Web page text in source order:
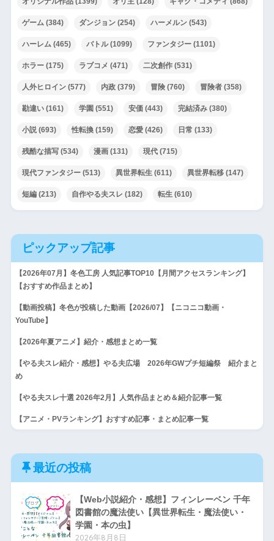
ゲーム (384) ダンジョン(254) ハーメルン(543)
ハーレム (465) バトル(1099) ファンタジー(1101)
ホラー(175) ラブコメ (471) 二次創作(531)
人外ヒロイン(577) 内政(379) 冒険(760) 冒険者(358)
勘違い(161) 学園 (551) 安価(443) 完結済み(380)
小説(693) 性転換(159) 恋愛(426) 日常 (133)
残酷な描写(534) 漫画(131) 現代(715)
現代ファンタジー(513) 異世界転生(611) 異世界転移(147)
短編(213) 自作やる夫スレ (182) 転生(610)
ピックアップ記事
【2026年07月】冬色工房 人気記事TOP10【月間アクセスランキング】
【おすすめ作品まとめ】
【動画投稿】冬色が投稿した動画【2026/07】【ニコニコ動画・
YouTube】
【2026年夏アニメ】紹介・感想まとめ一覧
【やる夫スレ紹介・感想】やる夫広場 2026年GWプチ短編祭 紹介まと
め
【やる夫スレ十選 2026年2月】人気作品まとめ＆紹介記事一覧
【アニメ・PVランキング】おすすめ記事・まとめ記事一覧
最近の投稿
【Web小説紹介・感想】フィンレーベン 千年
図書館の魔法使い【異世界転生・魔法使い・
学園・本の虫】
2026年8月8日